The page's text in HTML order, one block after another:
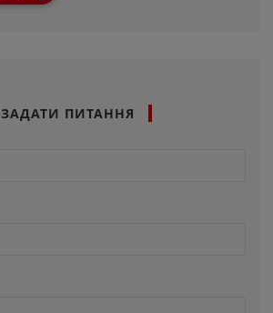
ЗАДАТИ ПИТАННЯ